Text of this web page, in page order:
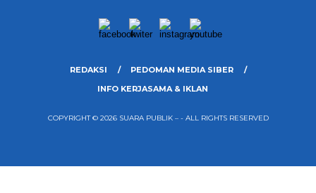
REDAKSI
PEDOMAN MEDIA SIBER
INFO KERJASAMA & IKLAN
COPYRIGHT © 2026 SUARA PUBLIK – - ALL RIGHTS RESERVED